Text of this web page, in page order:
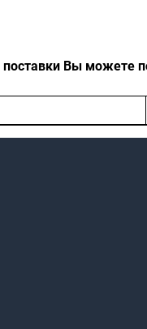
Вы можете